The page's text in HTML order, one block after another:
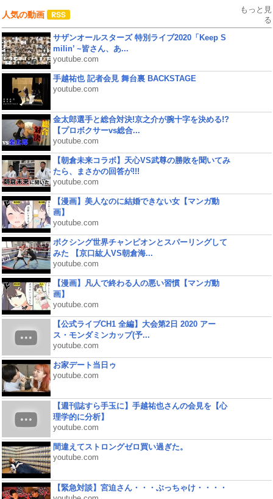
人気の動画
もっと見
る
サザンオールスターズ 特別ライブ2020「Keep S
milin’ ~皆さん、あ...
youtube.com
手越祐也 記者会見 舞台裏 BACKSTAGE
youtube.com
金太郎選手と総合対決!京之介が腕十字を決める!?
【プロボクサーvs総合...
youtube.com
【朝倉未来コラボ】天心VS武尊の勝敗を聞いてみ
たら、まさかの回答が!!!
youtube.com
【漫画】美人なのに結婚できない女【マンガ動
画】
youtube.com
ボクシング世界チャンピオンとスパーリングして
みた 【京口紘人VS朝倉海...
youtube.com
【漫画】凡人で終わる人の悪い習慣【マンガ動
画】
youtube.com
【公式ライブCH1 全編】大会第2日 2020 アー
ス・モンダミンカップ(予...
youtube.com
お家デート当日ゥ
youtube.com
【週刊誌すら手玉に】手越祐也さんの会見を【心
理学的に分析】
youtube.com
間違えてストロングゼロ買い過ぎた。
youtube.com
【緊急対談】宮迫さん・・・ぶっちゃけ・・・・